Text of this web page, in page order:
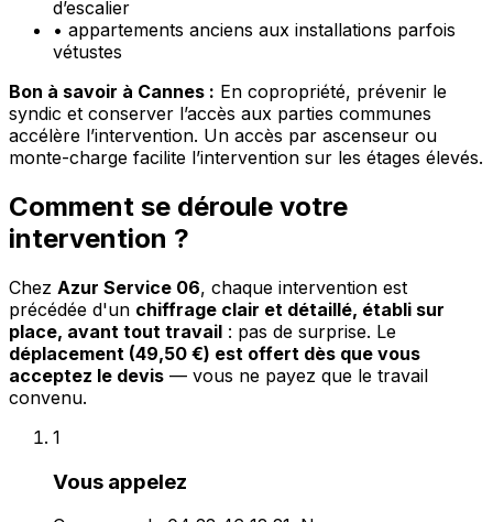
d’escalier
• appartements anciens aux installations parfois
vétustes
Bon à savoir à Cannes : En copropriété, prévenir le
syndic et conserver l’accès aux parties communes
accélère l’intervention. Un accès par ascenseur ou
monte-charge facilite l’intervention sur les étages élevés.
Comment se déroule votre
intervention ?
Chez Azur Service 06, chaque intervention est
précédée d'un chiffrage clair et détaillé, établi sur
place, avant tout travail : pas de surprise. Le
déplacement (49,50 €) est offert dès que vous
acceptez le devis — vous ne payez que le travail
convenu.
1
Vous appelez